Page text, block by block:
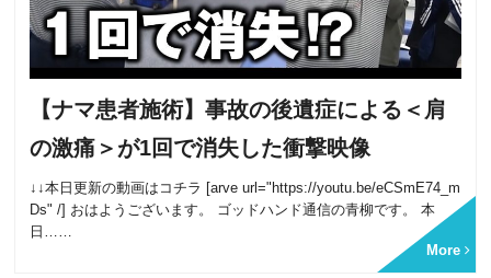
【ナマ患者施術】事故の後遺症による＜肩
の激痛＞が1回で消失した衝撃映像
↓↓本日更新の動画はコチラ [arve url="https://youtu.be/eCSmE74_m
Ds" /] おはようございます。 ゴッドハンド通信の青柳です。 本
日……
More